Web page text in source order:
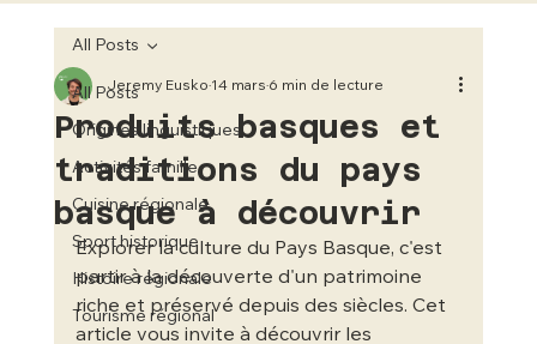
All Posts
Origines linguistiques
Activités famille
Cuisine régionale
Sport historique
Histoire régionale
Tourisme régional
All Posts
Produits basques et
traditions du pays
basque à découvrir
Jeremy Eusko 14 mars 6 min de lecture
Explorer la culture du Pays Basque, c'est
partir à la découverte d'un patrimoine
riche et préservé depuis des siècles. Cet
article vous invite à découvrir les